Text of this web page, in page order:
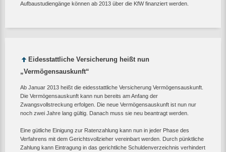
Aufbaustudiengänge können ab 2013 über die KfW finanziert werden.
Eidesstattliche Versicherung heißt nun
„Vermögensauskunft“
Ab Januar 2013 heißt die eidesstattliche Versicherung Vermögensauskunft.
Die Vermögensauskunft kann nun bereits am Anfang der
Zwangsvollstreckung erfolgen. Die neue Vermögensauskunft ist nun nur
noch zwei Jahre lang gültig. Danach muss sie neu beantragt werden.
Eine gütliche Einigung zur Ratenzahlung kann nun in jeder Phase des
Verfahrens mit dem Gerichtsvollzieher vereinbart werden. Durch pünktliche
Zahlung kann Eintragung in das gerichtliche Schuldenverzeichnis verhindert